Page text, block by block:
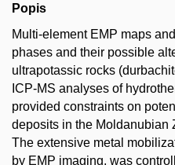
Popis
Multi-element EMP maps
phases and their possible
ultrapotassic rocks
ICP-MS analyses of
provided constraints on
deposits in the Moldanubian
The extensive metal
by EMP imaging, was